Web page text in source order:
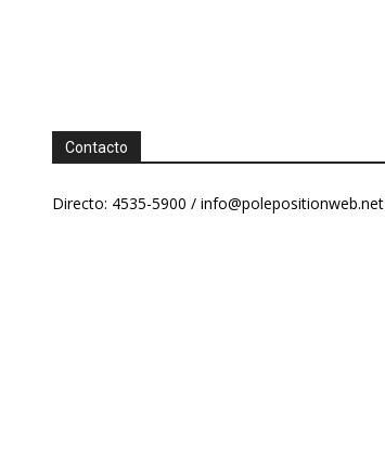
Contacto
Directo: 4535-5900 / info@polepositionweb.net